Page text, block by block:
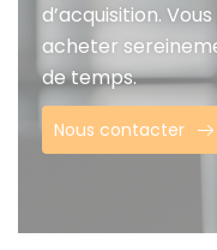
d’acquisition.
acheter
de temps.
Nous contacter